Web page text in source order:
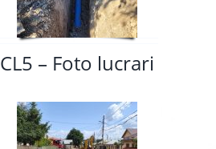
CL5 – Foto lucrari